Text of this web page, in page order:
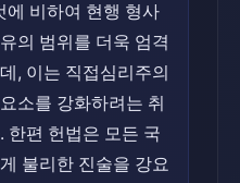
에 비하여 현행 형사
의 범위를 더욱 엄격
, 이는 직접심리주의
소를 강화하려는 취
한편 헌법은 모든 국
불리한 진술을 강요